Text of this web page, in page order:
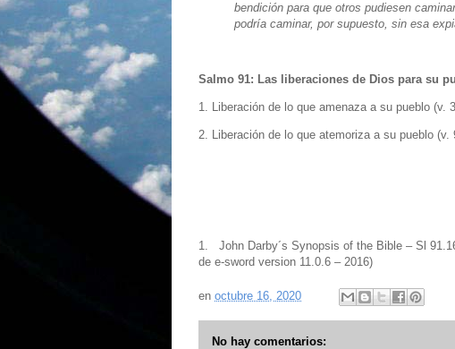
bendición para que otros pudiesen
podría caminar, por supuesto, sin esa
Salmo 91: Las liberaciones de Dios para su
1. Liberación de lo que amenaza a su pueblo (v.
2. Liberación de lo que atemoriza a su pueblo (v.
1. John Darby´s Synopsis of the Bible – Sl
de e-sword version 11.0.6 – 2016)
en octubre 16, 2020
No hay comentarios: